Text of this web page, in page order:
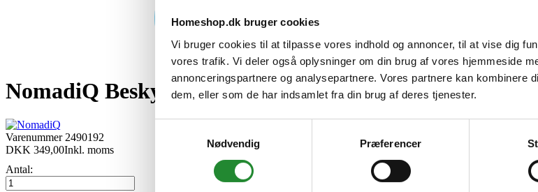
Homeshop.dk bruger cookies
Vi bruger cookies til at tilpasse vores indhold og annoncer, til at vise dig
vores trafik. Vi deler også oplysninger om din brug af vores hjemmeside
annonceringspartnere og analysepartnere. Vores partnere kan kombinere
dem, eller som de har indsamlet fra din brug af deres tjenester.
Nødvendig
Præferencer
NomadiQ Beskyttelsestaske med lomme til Gasgrill -
Varenummer 2490192
DKK 349,00Inkl. moms
Antal: